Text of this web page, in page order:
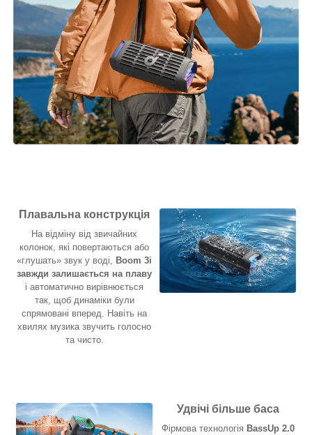
Плавальна конструкція
На відміну від звичайних
колонок, які повертаються або
«глушать» звук у воді, Boom 3i
завжди залишається на плаву
і автоматично вирівнюється
так, щоб динаміки були
спрямовані вперед. Навіть на
хвилях музика звучить голосно
та чисто.
Удвічі більше баса
Фірмова технологія BassUp 2.0